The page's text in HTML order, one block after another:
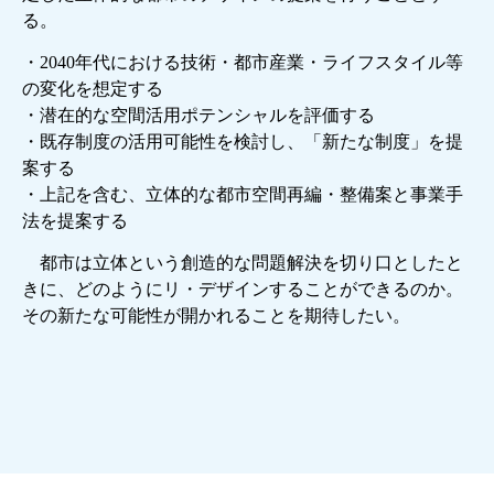
る。
・2040年代における技術・都市産業・ライフスタイル等
の変化を想定する
・潜在的な空間活用ポテンシャルを評価する
・既存制度の活用可能性を検討し、「新たな制度」を提
案する
・上記を含む、立体的な都市空間再編・整備案と事業手
法を提案する
都市は立体という創造的な問題解決を切り口としたと
きに、どのようにリ・デザインすることができるのか。
その新たな可能性が開かれることを期待したい。